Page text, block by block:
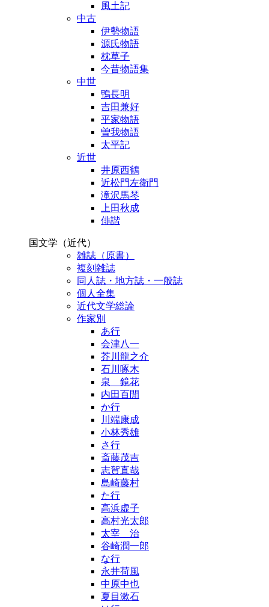
風土記
中古
伊勢物語
源氏物語
枕草子
今昔物語集
中世
鴨長明
吉田兼好
平家物語
曽我物語
太平記
近世
井原西鶴
近松門左衛門
滝沢馬琴
上田秋成
俳諧
国文学（近代）
雑誌（原書）
複刻雑誌
同人誌・地方誌・一般誌
個人全集
近代文学総論
作家別
あ行
会津八一
芥川龍之介
石川啄木
泉 鏡花
内田百閒
か行
川端康成
小林秀雄
さ行
斎藤茂吉
志賀直哉
島崎藤村
た行
高浜虚子
高村光太郎
太宰 治
谷崎潤一郎
な行
永井荷風
中原中也
夏目漱石